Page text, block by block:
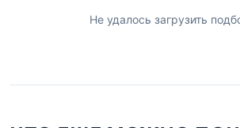
Не удалось загрузить